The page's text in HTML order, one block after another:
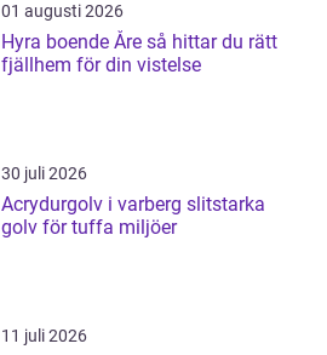
01 augusti 2026
Hyra boende Åre så hittar du rätt
fjällhem för din vistelse
30 juli 2026
Acrydurgolv i varberg slitstarka
golv för tuffa miljöer
11 juli 2026